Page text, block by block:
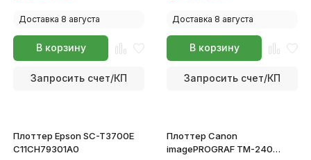
Доставка 8 августа
В корзину
Запросить счет/КП
Доставка 8 августа
В корзину
Запросить счет/КП
Плоттер Epson SC-T3700E
C11CH79301A0
Плоттер Canon
imagePROGRAF TM-240